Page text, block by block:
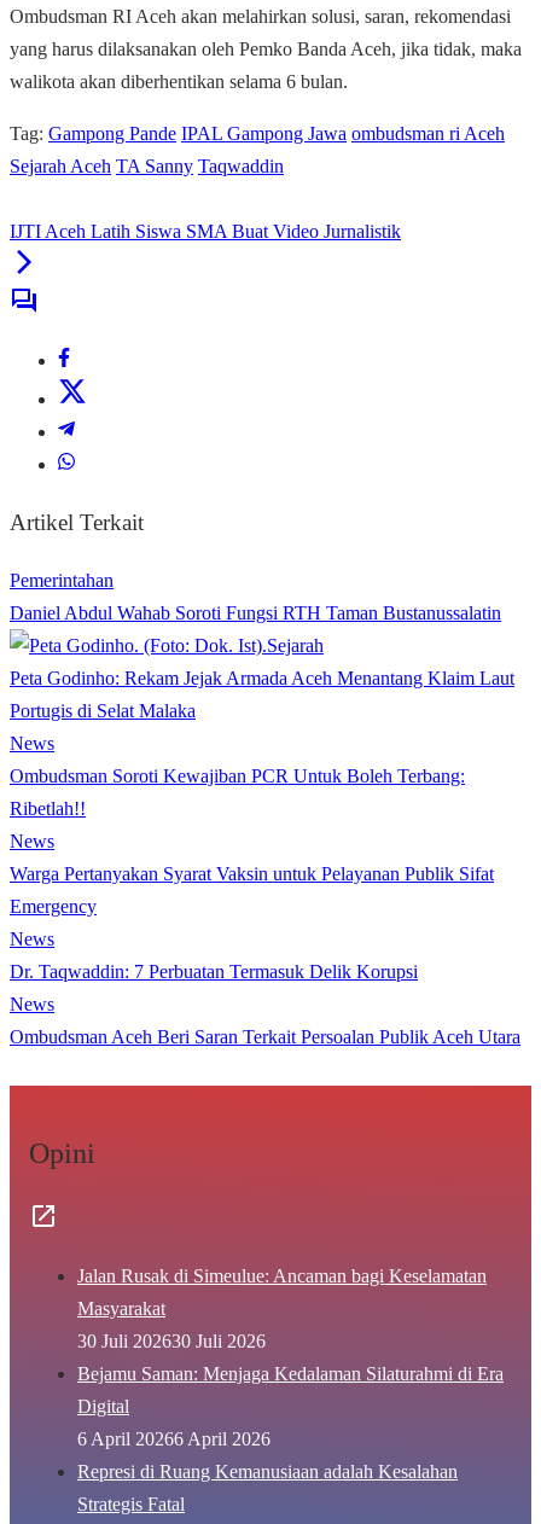
Ombudsman RI Aceh akan melahirkan solusi, saran, rekomendasi
yang harus dilaksanakan oleh Pemko Banda Aceh, jika tidak, maka
walikota akan diberhentikan selama 6 bulan.
Tag: Gampong Pande IPAL Gampong Jawa ombudsman ri Aceh
Sejarah Aceh TA Sanny Taqwaddin
IJTI Aceh Latih Siswa SMA Buat Video Jurnalistik
Artikel Terkait
Pemerintahan
Daniel Abdul Wahab Soroti Fungsi RTH Taman Bustanussalatin
Sejarah
Peta Godinho: Rekam Jejak Armada Aceh Menantang Klaim Laut
Portugis di Selat Malaka
News
Ombudsman Soroti Kewajiban PCR Untuk Boleh Terbang:
Ribetlah!!
News
Warga Pertanyakan Syarat Vaksin untuk Pelayanan Publik Sifat
Emergency
News
Dr. Taqwaddin: 7 Perbuatan Termasuk Delik Korupsi
News
Ombudsman Aceh Beri Saran Terkait Persoalan Publik Aceh Utara
Opini
Jalan Rusak di Simeulue: Ancaman bagi Keselamatan
Masyarakat
30 Juli 202630 Juli 2026
Bejamu Saman: Menjaga Kedalaman Silaturahmi di Era
Digital
6 April 20266 April 2026
Represi di Ruang Kemanusiaan adalah Kesalahan
Strategis Fatal